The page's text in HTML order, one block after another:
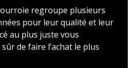
regroupe plusieurs
pour leur qualité et leur
au plus juste vous
de faire l’achat le plus